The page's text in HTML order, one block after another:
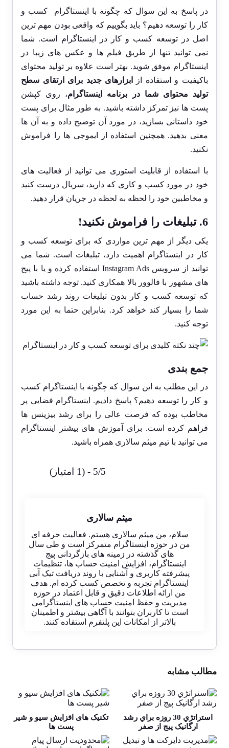
در پاسخ به این سوال که چگونه با اینستاگرام کسب و
کار را توسعه دهیم؟ باید بگوییم که واقعی بودن مهم ترین
اصل در توسعه کسب و کار در اینستاگرام است. شما
نمی توانید تنها از طریق فیلم ها و عکس های زیبا در
اینستاگرام موفق شوید. بهتر است علاوه بر تولید محتوای
باکیفیت و استفاده از
ابزارهای جدید برای ارتقای سطح
تولید محتوای شما در برنامه اینستاگرام، روی کپشن
پست ها نیز تمرکز داشته باشید. به طور مثال برای پست
خود داستانی بسازید، در مورد آن توضیح داده و به آن ها
معنی بدهید. همچنین استفاده از ایموجی ها را فراموش
نکنید.
با استفاده از قابلیت استوری می توانید از فعالیت های
خود در مورد کسب و کاری که دارید، سریال درست کنید
و مخاطبین خود را لحظه به لحظه در جریان قرار دهید.
6. تبلیغات را فراموش نکنید!
یکی دیگر از مهم ترین مواردی که برای توسعه کسب و
کار در اینستاگرام اهمیت دارد، تبلیغات است. شما می
توانید از سرویس Instagram Ads استفاده کرده و یا با پیج
های مشهور با فالوور بالا همکاری کنید. توجه داشته باشید
که توسعه کسب و کار بدون تبلیغات روند رشد حساب
شما را بسیار کند خواهد کرد. بنابراین حتما به این مورد
توجه کنید.
جمع بندی
در این مطلب به این سوال که چگونه با اینستاگرام کسب
و کار را توسعه دهیم؟ پاسخ دادیم. اینستاگرام فضایی پر
مخاطب بوده که فرصت عالی را برای رشد بیزینس ها
فراهم کرده است. برای آموزش های بیشتر اینستاگرام
می توانید با تیم میثم سالاری همراه باشید.
5/5 - (1 امتیاز)
میثم سالاری
سلام، من میثم سالاری هستم. فعالیت حرفه ای
من در حوزه اینستاگرام متمرکز است و طی سال
های گذشته در زمینه های بازگردانی پیج
اینستاگرام، افزایش امنیت حساب ها، تنظیمات
پیشرفته کاربری و آشنایی با روند دریافت تیک آبی
اینستاگرام تجربه و تخصص کسب کرده ام. هدف
من ارائه اطلاعات دقیق و قابل اعتماد در حوزه
مدیریت و حفظ امنیت حساب های اینستاگرامی
است تا کاربران بتوانند با آگاهی بیشتر و اطمینان
بالاتر از امکانات این پلتفرم استفاده کنند.
مطالب مشابه
استراتژي 30 روزه براي رشد
ارگانيک پيج از صفر
تکنیک های افزایش سیو و شیر
پست ها